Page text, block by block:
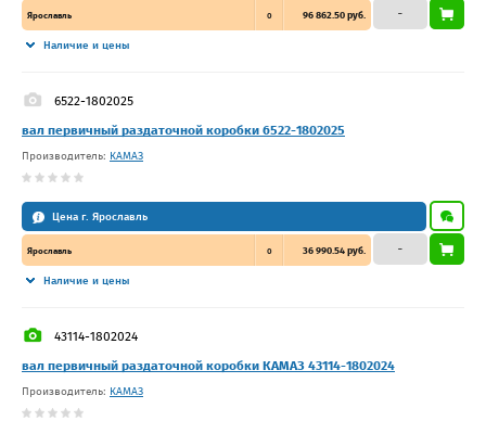
Ярославль 0 96 862.50 руб.
Наличие и цены
–
6522-1802025
вал первичный раздаточной коробки 6522-1802025
Производитель: КАМАЗ
Цена г. Ярославль
Ярославль 0 36 990.54 руб.
Наличие и цены
–
43114-1802024
вал первичный раздаточной коробки КАМАЗ 43114-1802024
Производитель: КАМАЗ